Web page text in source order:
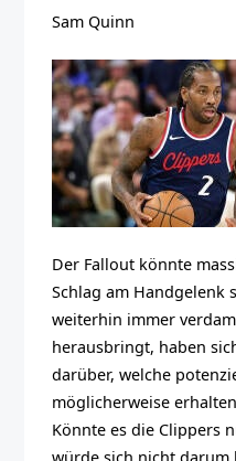
Sam Quinn
Der Fallout könnte
Schlag am Handgelenk
weiterhin immer
herausbringt, haben
darüber, welche
möglicherweise
Könnte es die Clippers